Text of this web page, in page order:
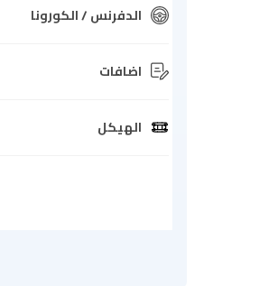
الدفرنس / الكورونا
اضافات
الهيكل